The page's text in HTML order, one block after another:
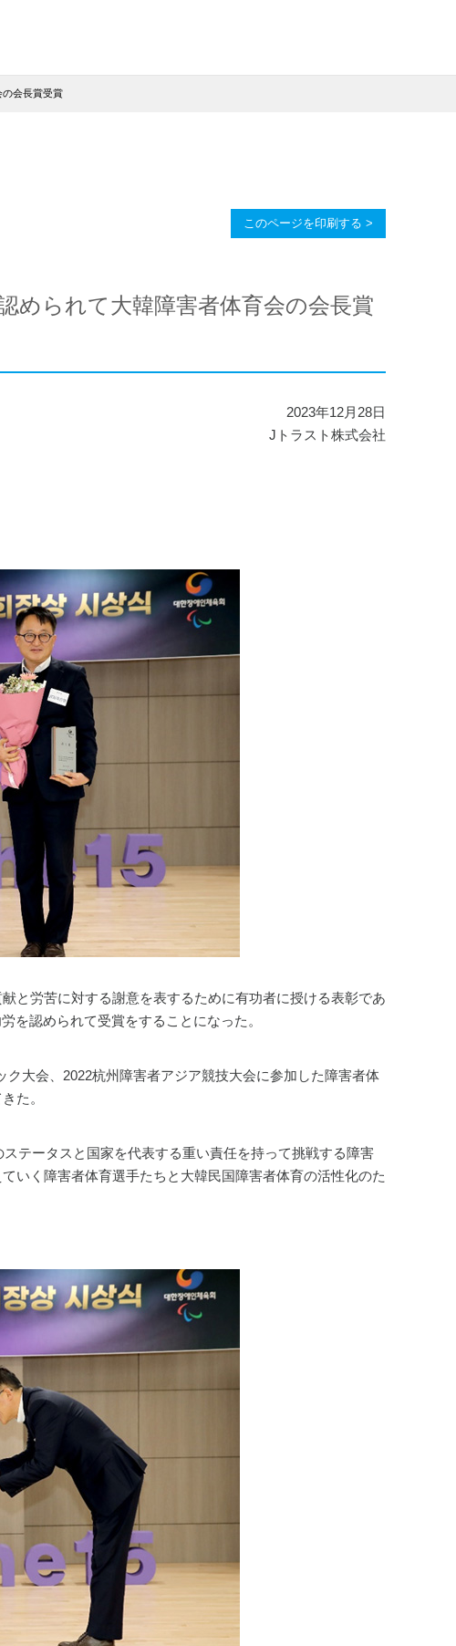
会長賞受賞
このページを印刷する >
められて大韓障害者体育会の会長賞
2023年12月28日
Jトラスト株式会社
と労苦に対する謝意を表するために有功者に授ける表彰であ
を認められて受賞をすることになった。
大会、2022杭州障害者アジア競技大会に参加した障害者体
た。
テータスと国家を代表する重い責任を持って挑戦する障害
いく障害者体育選手たちと大韓民国障害者体育の活性化のた